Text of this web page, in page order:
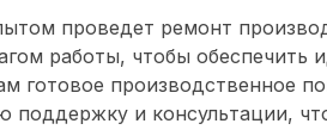
проведет ремонт
работы, чтобы обеспечить
производственное
и консультации,